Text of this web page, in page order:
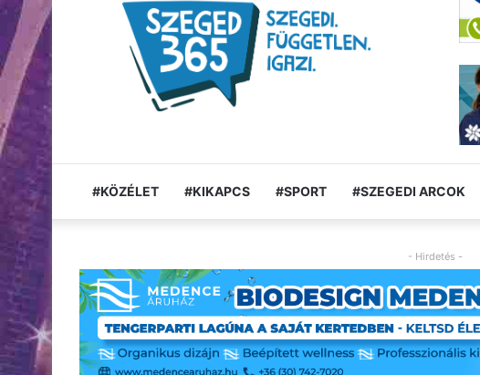
#KÖZÉLET #KIKAPCS #SPORT #SZEGEDI ARCOK
- Hirdetés -